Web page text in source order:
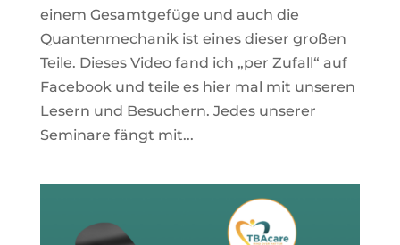
einem Gesamtgefüge und auch die
Quantenmechanik ist eines dieser großen
Teile. Dieses Video fand ich „per Zufall“ auf
Facebook und teile es hier mal mit unseren
Lesern und Besuchern. Jedes unserer
Seminare fängt mit...